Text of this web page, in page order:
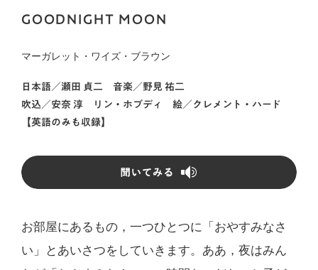
GOODNIGHT MOON
マーガレット・ワイズ・ブラウン
日本語／瀬田 貞二 音楽／野見 祐二
吹込／安奈 淳 リン・ホブディ 絵／ クレメント・ハード
【英語のみも収録】
お部屋にあるもの，一つひとつに「おやすみなさ
い」とあいさつをしていきます。ああ，夜はみん